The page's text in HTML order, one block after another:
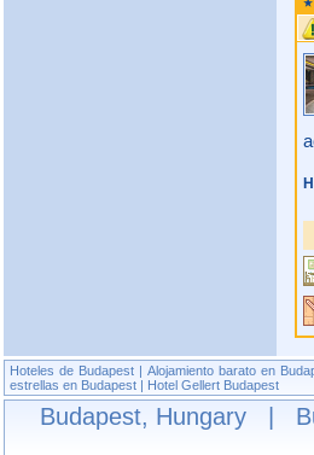
Hoteles de Budapest | Alojamiento barato en
estrellas en Budapest | Hotel Gellert Budapest
Budapest, Hungary